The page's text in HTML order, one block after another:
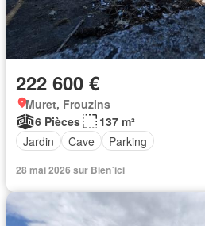
222 600 €
Muret, Frouzins
6 Pièces
137 m²
Jardin
Cave Parking
28 mai 2026 sur Bien´ici